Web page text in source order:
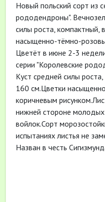
Новый польский сорт из
рододендроны".
силы роста,
насыщенно-тёмно-
Цветёт в июне 2-3
серии "Королевские
Куст средней силы
160 см.Цветки
коричневым
нижней стороне молодых
войлок.Сорт
испытаниях листья не
Назван в честь